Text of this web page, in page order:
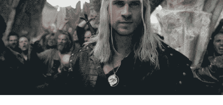
Mientras tanto, Once y Hopper accedieron al laboratorio de
la Doctora Kay, donde Kali, la compañera de pruebas
psíquica de El, también conocida como Ocho, se
encontraba retenida.
Once le pide a Ocho que la ayude a derrotar a Vecna ​​para
siempre, lo que podría suponer una nueva y poderosa
aliada para la lucha final.